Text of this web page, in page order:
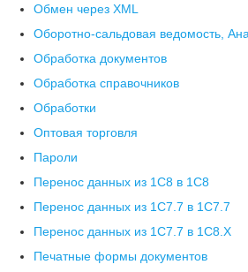
Обмен через XML
Оборотно-сальдовая ведомость,
Обработка документов
Обработка справочников
Обработки
Оптовая торговля
Пароли
Перенос данных из 1C8 в 1C8
Перенос данных из 1С7.7 в 1C7.7
Перенос данных из 1С7.7 в 1C8.X
Печатные формы документов